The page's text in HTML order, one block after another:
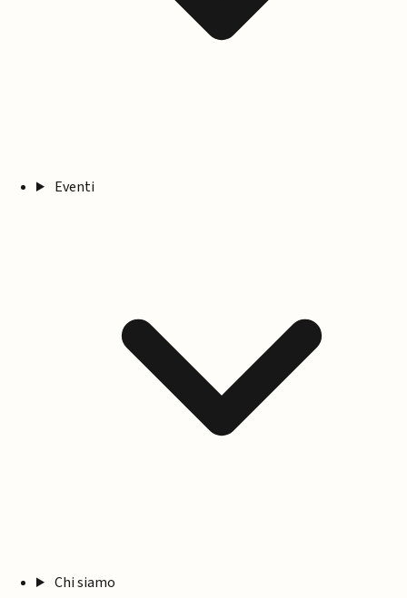
Eventi
Chi siamo